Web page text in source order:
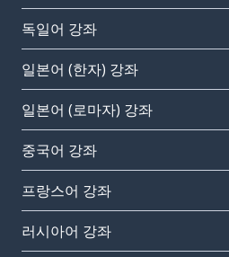
독일어 강좌
일본어 (한자) 강좌
일본어 (로마자) 강좌
중국어 강좌
프랑스어 강좌
러시아어 강좌